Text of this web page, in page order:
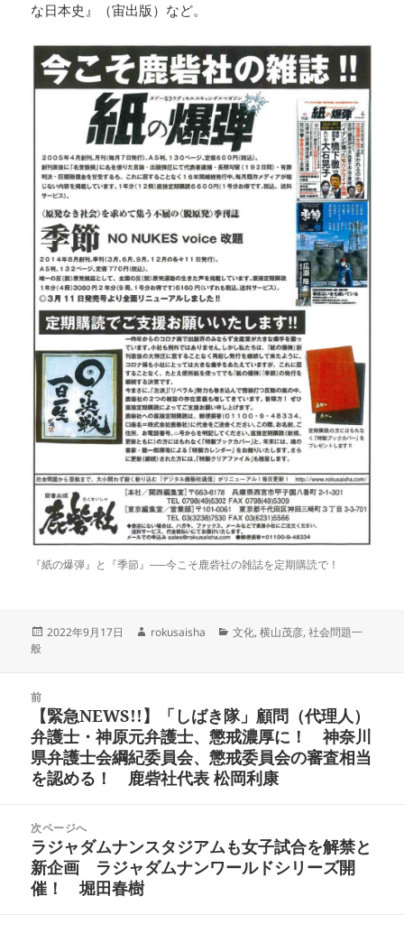
な日本史』（宙出版）など。
『紙の爆弾』と『季節』──今こそ鹿砦社の雑誌を定期購読で！
投
2022年9月17日
作
rokusaisha
カ
文化,横山茂彦,社会問題一
般
前
前
の
投
稿:
【緊急NEWS!!】「しばき隊」顧問（代理人）
弁護士・神原元弁護士、懲戒濃厚に！ 神奈川
県弁護士会綱紀委員会、懲戒委員会の審査相当
を認める！ 鹿砦社代表 松岡利康
次ページへ
次
の
投
ラジャダムナンスタジアムも女子試合を解禁と
新企画 ラジャダムナンワールドシリーズ開
催！ 堀田春樹